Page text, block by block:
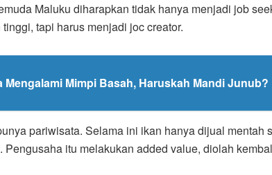
Maluku diharapkan tidak hanya menjadi job
tapi harus menjadi joc creator.
Mengalami Mimpi Basah, Haruskah Mandi Junub?
pariwisata. Selama ini ikan hanya dijual mentah
itu melakukan added value, diolah